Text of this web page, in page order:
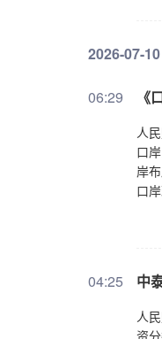
供
数
企
心
强
2026-07-
06:29 《
人
口
岸
口
04:25 中
人
资